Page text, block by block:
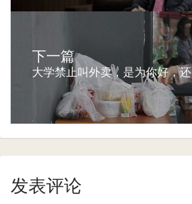
下一篇
大学禁止叫外卖，是为你好，
发表评论